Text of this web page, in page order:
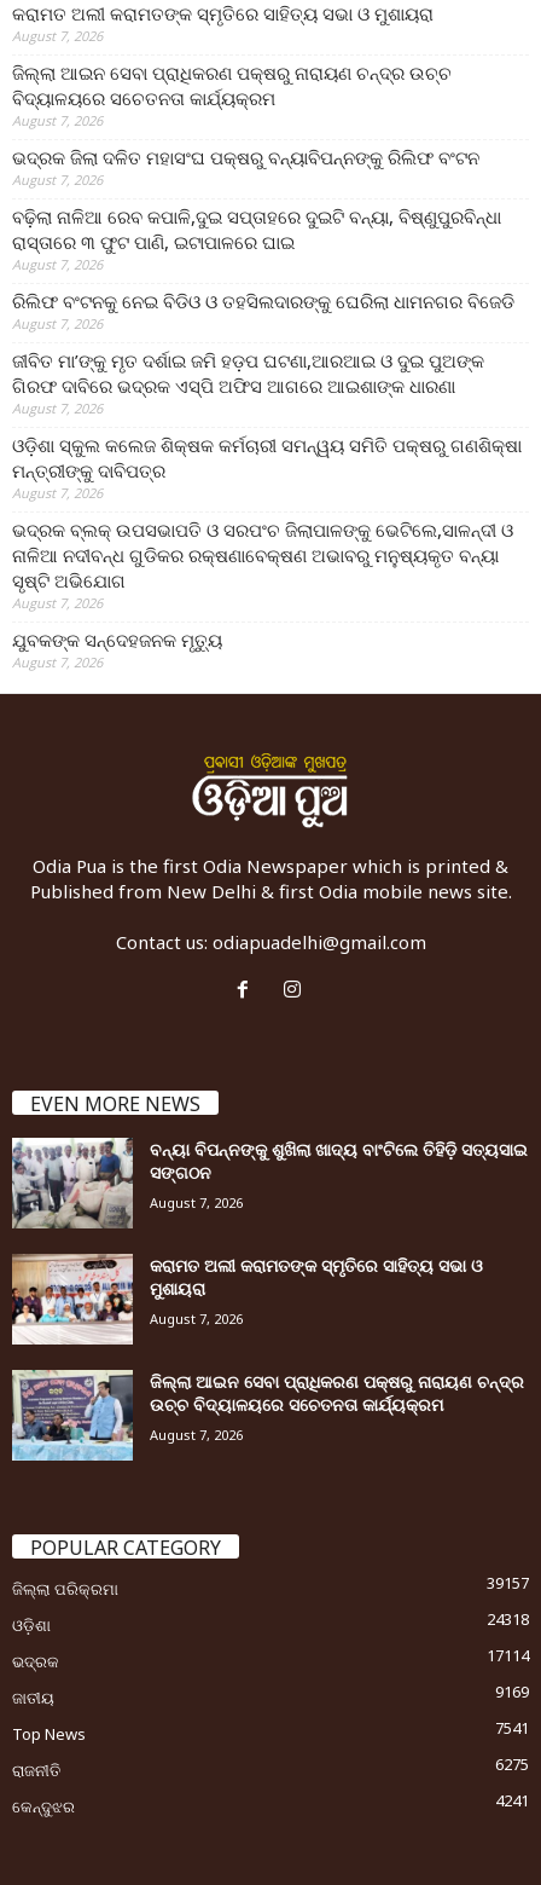
କରାମତ ଅଲୀ କରାମତଙ୍କ ସ୍ମୃତିରେ ସାହିତ୍ୟ ସଭା ଓ ମୁଶାୟରା
August 7, 2026
ଜିଲ୍ଲା ଆଇନ ସେବା ପ୍ରାଧିକରଣ ପକ୍ଷରୁ ନାରାୟଣ ଚନ୍ଦ୍ର ଉଚ୍ଚ
ବିଦ୍ୟାଳୟରେ ସଚେତନତା କାର୍ଯ୍ୟକ୍ରମ
August 7, 2026
ଭଦ୍ରକ ଜିଲା ଦଳିତ ମହାସଂଘ ପକ୍ଷରୁ ବନ୍ୟାବିପନ୍ନଙ୍କୁ ରିଲିଫ ବଂଟନ
August 7, 2026
ବଢ଼ିଲା ନାଳିଆ ରେବ କପାଳି,ଦୁଇ ସପ୍ତାହରେ ଦୁଇଟି ବନ୍ୟା, ବିଷ୍ଣୁପୁରବିନ୍ଧା
ରାସ୍ତାରେ ୩ ଫୁଟ ପାଣି, ଇଟାପାଳରେ ଘାଇ
August 7, 2026
ରିଲିଫ ବଂଟନକୁ ନେଇ ବିଡିଓ ଓ ତହସିଲଦାରଙ୍କୁ ଘେରିଲା ଧାମନଗର ବିଜେଡି
August 7, 2026
ଜୀବିତ ମା’ଙ୍କୁ ମୃତ ଦର୍ଶାଇ ଜମି ହଡ଼ପ ଘଟଣା,ଆରଆଇ ଓ ଦୁଇ ପୁଅଙ୍କ
ଗିରଫ ଦାବିରେ ଭଦ୍ରକ ଏସ୍‌ପି ଅଫିସ ଆଗରେ ଆଇଶାଙ୍କ ଧାରଣା
August 7, 2026
ଓଡ଼ିଶା ସ୍କୁଲ କଲେଜ ଶିକ୍ଷକ କର୍ମଚାରୀ ସମନ୍ୱୟ ସମିତି ପକ୍ଷରୁ ଗଣଶିକ୍ଷା
ମନ୍ତ୍ରୀଙ୍କୁ ଦାବିପତ୍ର
August 7, 2026
ଭଦ୍ରକ ବ୍ଲକ୍ ଉପସଭାପତି ଓ ସରପଂଚ ଜିଲାପାଳଙ୍କୁ ଭେଟିଲେ,ସାଳନ୍ଦୀ ଓ
ନାଳିଆ ନଦୀବନ୍ଧ ଗୁଡିକର ରକ୍ଷଣାବେକ୍ଷଣ ଅଭାବରୁ ମନୁଷ୍ୟକୃତ ବନ୍ୟା
ସୃଷ୍ଟି ଅଭିଯୋଗ
August 7, 2026
ଯୁବକଙ୍କ ସନ୍ଦେହଜନକ ମୃତ୍ୟୁ
August 7, 2026
Odia Pua is the first Odia Newspaper which is printed &
Published from New Delhi & first Odia mobile news site.
Contact us: odiapuadelhi@gmail.com
EVEN MORE NEWS
ବନ୍ୟା ବିପନ୍ନଙ୍କୁ ଶୁଖିଲା ଖାଦ୍ୟ ବାଂଟିଲେ ତିହିଡି଼ ସତ୍ୟସାଇ
ସଙ୍ଗଠନ
August 7, 2026
କରାମତ ଅଲୀ କରାମତଙ୍କ ସ୍ମୃତିରେ ସାହିତ୍ୟ ସଭା ଓ
ମୁଶାୟରା
August 7, 2026
ଜିଲ୍ଲା ଆଇନ ସେବା ପ୍ରାଧିକରଣ ପକ୍ଷରୁ ନାରାୟଣ ଚନ୍ଦ୍ର
ଉଚ୍ଚ ବିଦ୍ୟାଳୟରେ ସଚେତନତା କାର୍ଯ୍ୟକ୍ରମ
August 7, 2026
POPULAR CATEGORY
ଜିଲ୍ଲା ପରିକ୍ରମା
39157
ଓଡ଼ିଶା
24318
ଭଦ୍ରକ
17114
ଜାତୀୟ
9169
Top News
7541
ରାଜନୀତି
6275
କେନ୍ଦୁଝର
4241